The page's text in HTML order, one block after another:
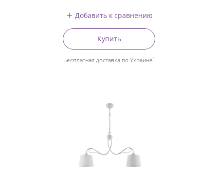
Добавить к сравнению
Купить
Бесплатная доставка по Украине1